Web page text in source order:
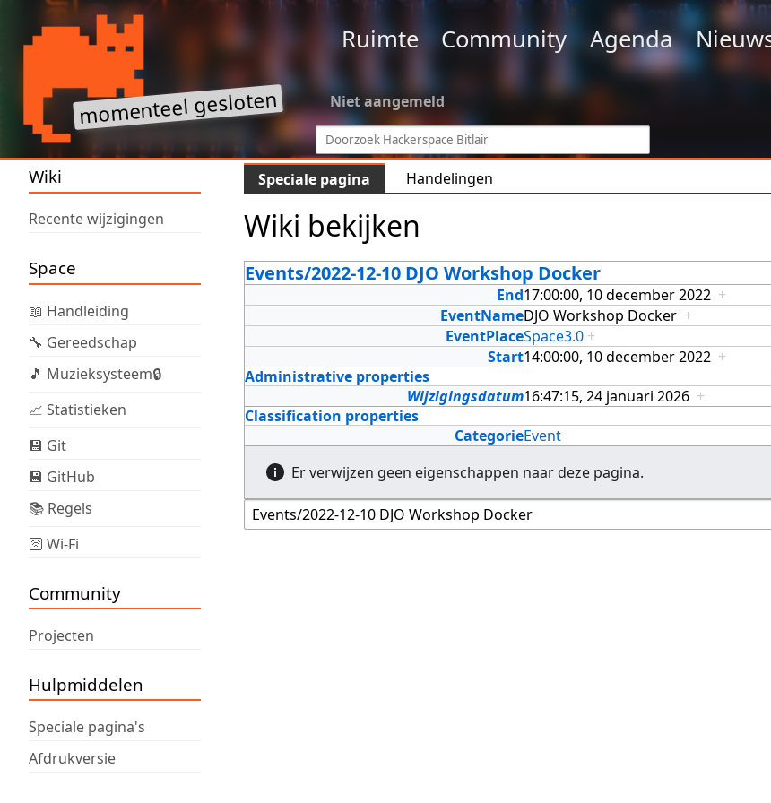
Ruimte Community Agenda
Niet aangemeld
Wiki
Recente wijzigingen
Space
📖 Handleiding
🔧 Gereedschap
🎵 Muzieksysteem🔒
📈 Statistieken
💾 Git
💾 GitHub
📚 Regels
🛜 Wi-Fi
Community
Projecten
Hulpmiddelen
Speciale pagina's
Afdrukversie
Speciale pagina Handelingen
Wiki bekijken
Events/2022-12-10 DJO Workshop Docker
End17:00:00, 10 december 2022 +
EventNameDJO Workshop Docker +
EventPlaceSpace3.0 +
Start14:00:00, 10 december 2022 +
Administrative properties
Wijzigingsdatum16:47:15, 24 januari 2026 +
Classification properties
CategorieEvent
Er verwijzen geen eigenschappen naar deze pagina.